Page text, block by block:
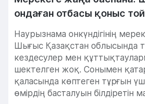
ондаған отбасы қоныс
Наурызнама онкүндігінің
Шығыс Қазақстан облысында
кездесулер мен
шектелген жоқ. Сонымен
қаласында көптеген тұрғын
өмірдің басталуын білдіретін